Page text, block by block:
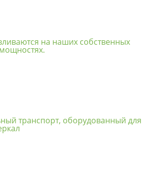
на наших собственных
транспорт, оборудованный для